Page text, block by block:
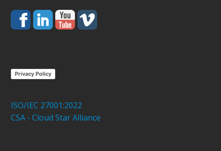
Privacy Policy
ISO/IEC 27001:2022
CSA - Cloud Star Alliance